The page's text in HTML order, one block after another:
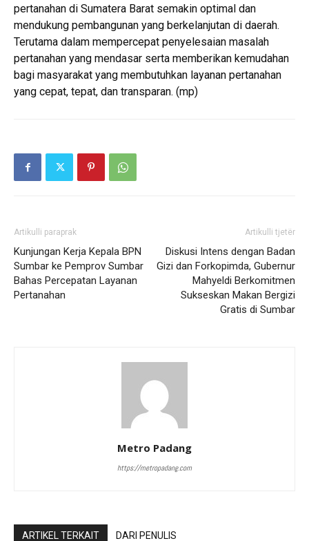
pertanahan di Sumatera Barat semakin optimal dan
mendukung pembangunan yang berkelanjutan di daerah.
Terutama dalam mempercepat penyelesaian masalah
pertanahan yang mendasar serta memberikan kemudahan
bagi masyarakat yang membutuhkan layanan pertanahan
yang cepat, tepat, dan transparan. (mp)
Artikulli paraprak
Kunjungan Kerja Kepala BPN
Sumbar ke Pemprov Sumbar
Bahas Percepatan Layanan
Pertanahan
Artikulli tjetër
Diskusi Intens dengan Badan
Gizi dan Forkopimda, Gubernur
Mahyeldi Berkomitmen
Sukseskan Makan Bergizi
Gratis di Sumbar
Metro Padang
https://metropadang.com
ARTIKEL TERKAIT DARI PENULIS